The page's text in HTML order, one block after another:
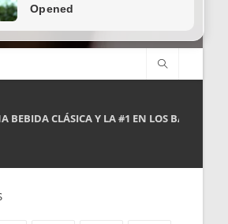
BEBIDA CLÁSICA Y LA #1 EN LOS BARES